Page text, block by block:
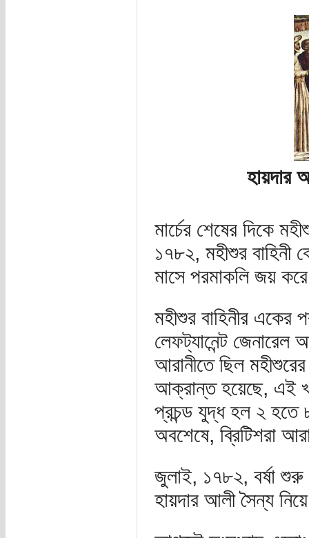
হায়দার
মার্চের শেষের দিকে
১৭৮২, মহীশুর বাহিনী
মাসে পরমাকলি জয়
মহীশুর বাহিনীর একের
লেফট্যানেন্ট
আরানীতে ছিল
আক্রান্ত হয়েছে, এই
প্রচন্ড যুদ্ধ হল ২ হতে
অবশেষে, ব্রিটিশরা
জুলাই, ১৭৮২, বর্ষা শুরু
হায়দার আলী সৈন্য